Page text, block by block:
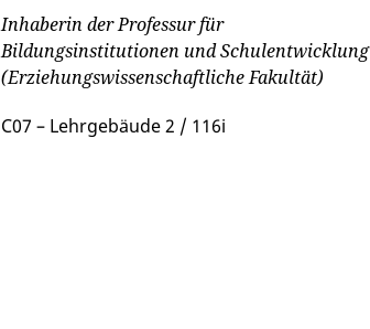
Inhaberin der Professur für
Bildungsinstitutionen und Schulentwicklung
(Erziehungswissenschaftliche Fakultät)
C07 – Lehrgebäude 2 / 116i